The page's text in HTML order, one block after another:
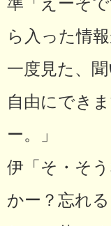
ら入った情
一度見た、
自由にでき
ー。」
伊「そ・そ
かー？忘れ